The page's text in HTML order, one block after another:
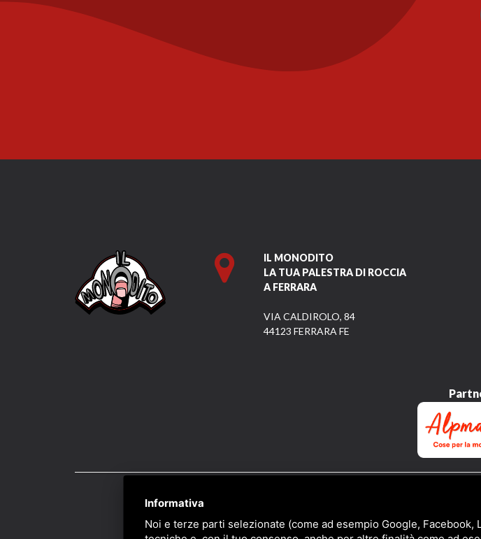
IL MONODITO
LA TUA PALESTRA DI ROCCIA
A FERRARA
VIA CALDIROLO, 84
44123 FERRARA FE
Informativa
Noi e terze parti selezionate (come ad esempio Google,